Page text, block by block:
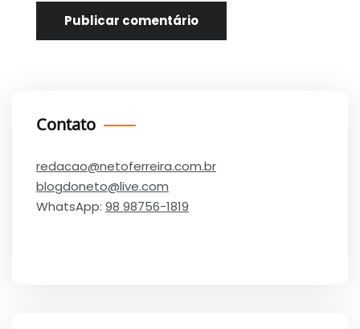
Contato
redacao@netoferreira.com.br
blogdoneto@live.com
WhatsApp: 98 98756-1819